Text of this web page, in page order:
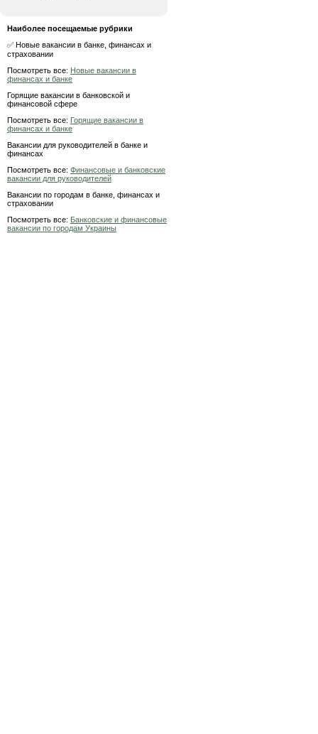
Наиболее посещаемые рубрики
✅ Новые вакансии в банке, финансах и
страховании
Посмотреть все: Новые вакансии в
финансах и банке
Горящие вакансии в банковской и
финансовой сфере
Посмотреть все: Горящие вакансии в
финансах и банке
Вакансии для руководителей в банке и
финансах
Посмотреть все: Финансовые и банковские
вакансии для руководителей
Вакансии по городам в банке, финансах и
страховании
Посмотреть все: Банковские и финансовые
вакансии по городам Украины